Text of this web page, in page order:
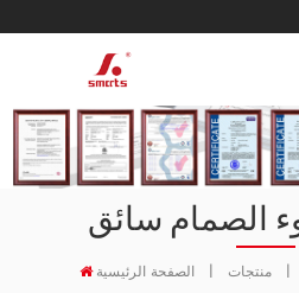
الصمام سائق
الصفحة الرئيسية | منتجات |